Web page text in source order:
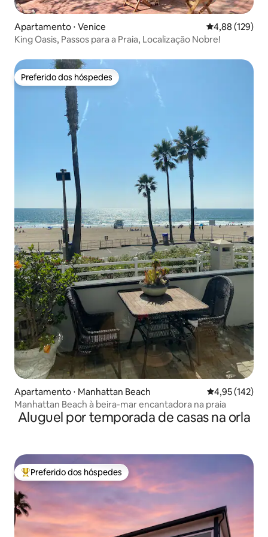
Apartamento ⋅ Venice 4,88 de uma
4,88 (129)
King Oasis, Passos para a Praia, Localização Nobre!
Preferido dos hóspedes
Preferido dos hóspedes
Apartamento ⋅ Manhattan Beach 4,95 de uma
4,95 (142)
Manhattan Beach à beira-mar encantadora na praia
Aluguel por temporada de casas na orla
Entre os melhores preferidos dos hóspedes
Preferido dos hóspedes